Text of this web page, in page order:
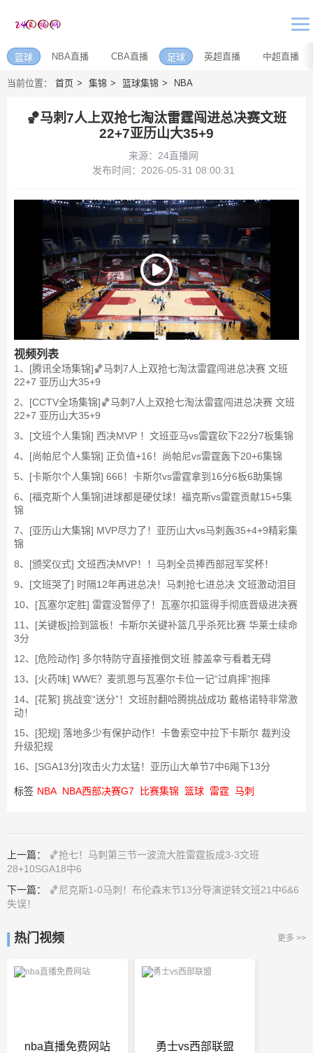
篮球 NBA直播 CBA直播 足球 英超直播 中超直播
当前位置： 首页 集锦 篮球集锦 NBA
🏀马刺7人上双抢七淘汰雷霆闯进总决赛文班
22+7亚历山大35+9
来源：24直播网
发布时间：2026-05-31 08:00:31
视频列表
1、[腾讯全场集锦]🏀马刺7人上双抢七淘汰雷霆闯进总决赛 文班
22+7 亚历山大35+9
2、[CCTV全场集锦]🏀马刺7人上双抢七淘汰雷霆闯进总决赛 文班
22+7 亚历山大35+9
3、[文班个人集锦] 西决MVP ！文班亚马vs雷霆砍下22分7板集锦
4、[尚帕尼个人集锦] 正负值+16！尚帕尼vs雷霆轰下20+6集锦
5、[卡斯尔个人集锦] 666！卡斯尔vs雷霆拿到16分6板6助集锦
6、[福克斯个人集锦]进球都是硬仗球！福克斯vs雷霆贡献15+5集
锦
7、[亚历山大集锦] MVP尽力了！亚历山大vs马刺轰35+4+9精彩集
锦
8、[颁奖仪式] 文班西决MVP！！马刺全员捧西部冠军奖杯！
9、[文班哭了] 时隔12年再进总决！马刺抢七进总决 文班激动泪目
10、[瓦塞尔定胜] 雷霆没暂停了！瓦塞尔扣篮得手彻底晋级进决赛
11、[关键板]捡到篮板！卡斯尔关键补篮几乎杀死比赛 华莱士续命
3分
12、[危险动作] 多尔特防守直接推倒文班 膝盖幸亏看着无碍
13、[火药味] WWE？麦凯恩与瓦塞尔卡位一记“过肩摔”抱摔
14、[花絮] 挑战变“送分”！文班肘翻哈腾挑战成功 戴格诺特非常激
动！
15、[犯规] 落地多少有保护动作！卡鲁索空中拉下卡斯尔 裁判没
升级犯规
16、[SGA13分]攻击火力太猛！亚历山大单节7中6飚下13分
标签 NBA NBA西部决赛G7 比赛集锦 篮球 雷霆 马刺
上一篇： 🏀抢七！马刺第三节一波流大胜雷霆扳成3-3文班
28+10SGA18中6
下一篇： 🏀尼克斯1-0马刺！布伦森末节13分导演逆转文班21中6&6
失误！
热门视频 更多 >>
nba直播免费网站 勇士vs西部联盟